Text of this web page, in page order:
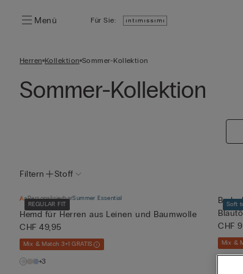
Menü Für Sie:
Herren Kollektion Sommer-Kollektion
Sommer-Kollektion
Filtern Stoff
REGULAR FIT
PersonalisierbarSummer Essential
Hemd für Herren aus Leinen und Baumwolle
CHF 49,95
Mix & Match 3+1 GRATIS
+3
Soft
CHF
Mix &